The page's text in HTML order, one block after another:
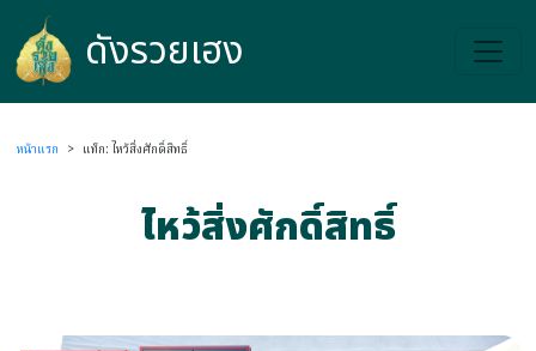
ดังรวยเฮง
ดังรวยเฮง
หน้าแรก > แท็ก: ไหว้สิ่งศักดิ์สิทธิ์
ไหว้สิ่งศักดิ์สิทธิ์